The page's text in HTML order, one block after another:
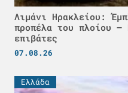
Λιμάνι Ηρακλείου:
προπέλα του πλοίου –
επιβάτες
07.08.26
Ελλάδα